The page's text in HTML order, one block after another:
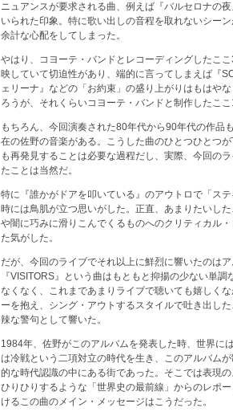
ニュアンスが要求される曲、例えば『バルセロナの
いられた印象。特に歌い出しの音程を取れないシー
余計な心配をしてしまった。
やはり、コヨーテ・バンドとレコーディングしたこ
映していて切迫性があり、端的に言ってしまえば『
ェリーナ』などの「お約束」の盛り上がりはもはや
ろうが、それくらいコヨーテ・バンドと制作したこ
もちろん、今回演奏された80年代から90年代の作品
在の佐野の音楽がある。こうした曲のひとつひとつ
も再発見することは必要な過程だし、実際、今回の
たことは当然だ。
特に『誰かがドアを叩いている』のアウトロで「ス
時には鳥肌が立つ思いがした。正直、あまりたいし
や闇に巧みに滑りこんでくるものへのクリティカル
た気がした。
だが、今回のライブでそれ以上に鮮烈に響いたのは
『VISITORS』という曲はもともと抑揚の少ない単
なくなく、これまであまりライブで聴いても嬉しく
ーを抱え、シング・アウトするスタイルで吐き出し
辣な警句として響いた。
1984年、佐野がこのアルバムを発表した時、世界に
は冷戦という二項対立の時代を生き、このアルバム
的な時代認識の中にある街であった。そこでは表現
ひりひりするような「世界史の最前線」からのレポ
けるこの曲のメイン・メッセージはこうだった。